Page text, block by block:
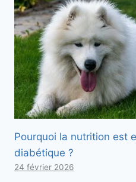
Pourquoi la nutrition est
diabétique ?
24 février 2026